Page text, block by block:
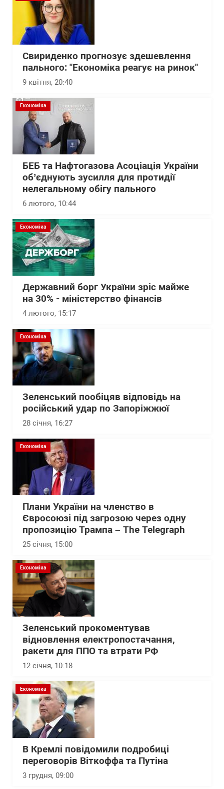
Свириденко прогнозує здешевлення
пального: "Економіка реагує на ринок"
9 квітня, 20:40
Економіка
БЕБ та Нафтогазова Асоціація України
об’єднують зусилля для протидії
нелегальному обігу пального
6 лютого, 10:44
Економіка
Державний борг України зріс майже
на 30% - міністерство фінансів
4 лютого, 15:17
Економіка
Зеленський пообіцяв відповідь на
російський удар по Запоріжжюї
28 січня, 16:27
Економіка
Плани України на членство в
Євросоюзі під загрозою через одну
пропозицію Трампа – The Telegraph
25 січня, 15:00
Економіка
Зеленський прокоментував
відновлення електропостачання,
ракети для ППО та втрати РФ
12 січня, 10:18
Економіка
В Кремлі повідомили подробиці
переговорів Віткоффа та Путіна
3 грудня, 09:00